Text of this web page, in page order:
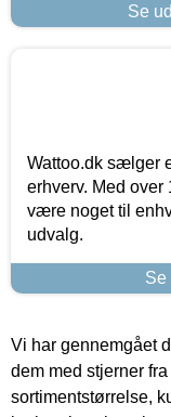
Se
Wattoo.dk sælger
erhverv. Med
være noget til
udvalg.
Se
Vi har gennemgået
dem med stjerner
sortimentstørrelse,